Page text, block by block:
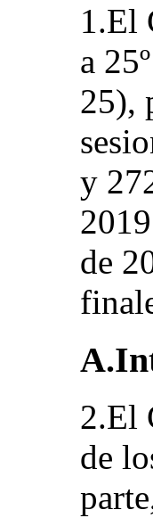
1.El
a
25),
y
de
2.El
de